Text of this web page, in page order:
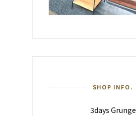
SHOP INFO.
3days Grunge